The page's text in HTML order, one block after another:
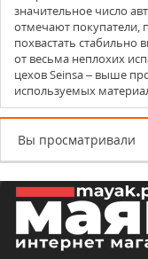
значительное число
отмечают покупатели,
похвастать
от весьма неплохих
цехов Seinsa – выше
используемых
Вы просматривали